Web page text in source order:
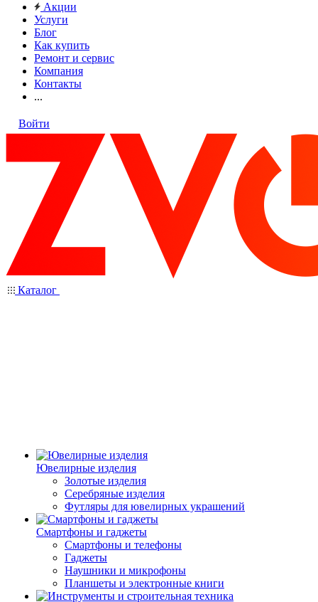
Акции
Услуги
Блог
Как купить
Ремонт и сервис
Компания
Контакты
...
Войти
Каталог
Ювелирные изделия
Золотые изделия
Серебряные изделия
Футляры для ювелирных украшений
Смартфоны и гаджеты
Смартфоны и телефоны
Гаджеты
Наушники и микрофоны
Планшеты и электронные книги